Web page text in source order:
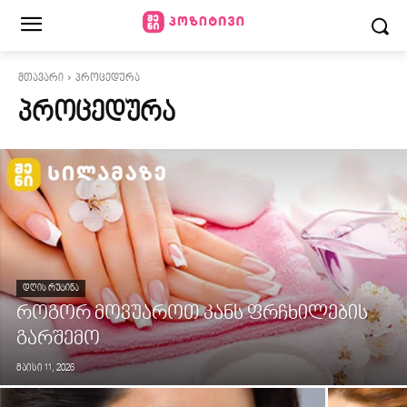
მთავარი პროცედურა
ᲞᲠᲝᲪᲔᲓᲣᲠᲐ
ᲓᲦᲘᲡ ᲠᲣᲢᲘᲜᲐ
როგორ მოვუაროთ კანს ფრჩხილების
გარშემო
მაისი 11, 2026